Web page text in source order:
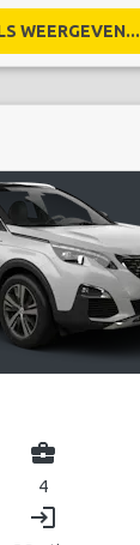
WEERGEVEN...
business_center
4
login